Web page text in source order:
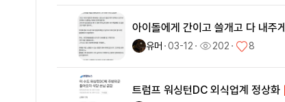
아이돌에게 간이고 쓸개고 다 내주
유머 ㆍ03-12ㆍ 202ㆍ 8
트럼프 워싱턴DC 외식업계 정상화